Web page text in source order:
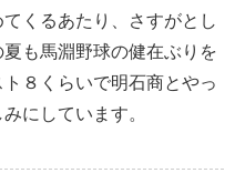
くるあたり、さすがとし
も馬淵野球の健在ぶりを
８くらいで明石商とやっ
にしています。